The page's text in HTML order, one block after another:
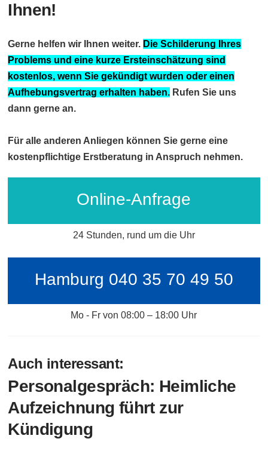
Ihnen!
Gerne helfen wir Ihnen weiter. Die Schilderung Ihres
Problems und eine kurze Ersteinschätzung sind
kostenlos, wenn Sie gekündigt wurden oder einen
Aufhebungsvertrag erhalten haben. Rufen Sie uns
dann gerne an.
Für alle anderen Anliegen können Sie gerne eine
kostenpflichtige Erstberatung in Anspruch nehmen.
Online-Anfrage
24 Stunden, rund um die Uhr
Hamburg 040 35 70 49 50
Mo - Fr von 08:00 – 18:00 Uhr
Auch interessant:
Personalgespräch: Heimliche
Aufzeichnung führt zur
Kündigung